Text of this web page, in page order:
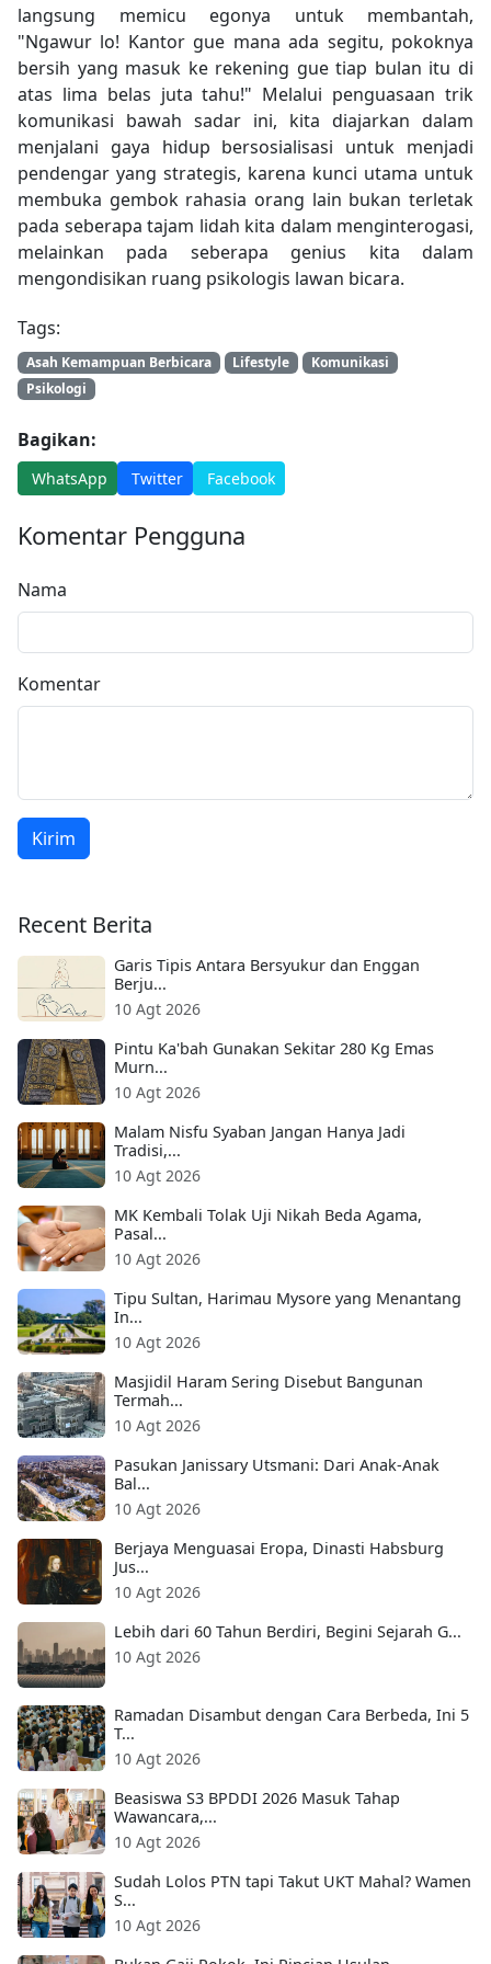
langsung memicu egonya untuk membantah,
"Ngawur lo! Kantor gue mana ada segitu, pokoknya
bersih yang masuk ke rekening gue tiap bulan itu di
atas lima belas juta tahu!" Melalui penguasaan trik
komunikasi bawah sadar ini, kita diajarkan dalam
menjalani gaya hidup bersosialisasi untuk menjadi
pendengar yang strategis, karena kunci utama untuk
membuka gembok rahasia orang lain bukan terletak
pada seberapa tajam lidah kita dalam menginterogasi,
melainkan pada seberapa genius kita dalam
mengondisikan ruang psikologis lawan bicara.
Tags:
Asah Kemampuan Berbicara Lifestyle
Komunikasi
Psikologi
Bagikan:
WhatsApp Twitter Facebook
Komentar Pengguna
Nama
Komentar
Kirim
Recent Berita
Garis Tipis Antara Bersyukur dan Enggan
Berju...
10 Agt 2026
Pintu Ka'bah Gunakan Sekitar 280 Kg Emas
Murn...
10 Agt 2026
Malam Nisfu Syaban Jangan Hanya Jadi
Tradisi,...
10 Agt 2026
MK Kembali Tolak Uji Nikah Beda Agama,
Pasal...
10 Agt 2026
Tipu Sultan, Harimau Mysore yang Menantang
In...
10 Agt 2026
Masjidil Haram Sering Disebut Bangunan
Termah...
10 Agt 2026
Pasukan Janissary Utsmani: Dari Anak-Anak
Bal...
10 Agt 2026
Berjaya Menguasai Eropa, Dinasti Habsburg
Jus...
10 Agt 2026
Lebih dari 60 Tahun Berdiri, Begini Sejarah G...
10 Agt 2026
Ramadan Disambut dengan Cara Berbeda, Ini 5
T...
10 Agt 2026
Beasiswa S3 BPDDI 2026 Masuk Tahap
Wawancara,...
10 Agt 2026
Sudah Lolos PTN tapi Takut UKT Mahal? Wamen
S...
10 Agt 2026